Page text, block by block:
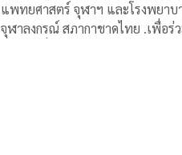
แพทยศาสตร์ จุฬาฯ และโรงพยาบ
จุฬาลงกรณ์ สภากาชาดไทย .เพื่อร่ว